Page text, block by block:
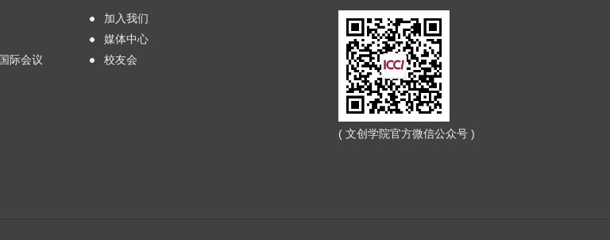
际会议
加入我们
媒体中心
校友会
( 文创学院官方微信公众号 )